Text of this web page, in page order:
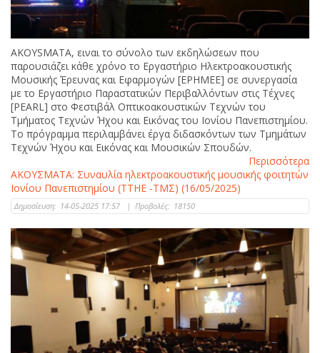
AKOYSMATA, ειναι το σύνολο των εκδηλώσεων που
παρουσιάζει κάθε χρόνο το Εργαστήριο Ηλεκτροακουστικής
Μουσικής Έρευνας και Εφαρμογών [ΕΡΗΜΕΕ] σε συνεργασία
με το Εργαστήριο Παραστατικών Περιβαλλόντων στις Τέχνες
[PEARL] στο Φεστιβάλ Οπτικοακουστικών Τεχνών του
Τμήματος Τεχνών Ήχου και Εικόνας του Ιονίου Πανεπιστημίου.
Το πρόγραμμα περιλαμβάνει έργα διδασκόντων των Τμημάτων
Τεχνών Ήχου και Εικόνας και Μουσικών Σπουδών.
Περισσότερα
ΑΚΟΥΣΜΑΤΑ: Συναυλία ηλεκτροακουστικής μουσικής φοιτητών
Ιονίου Πανεπιστημίου (ΤΤΗΕ -ΤΜΣ) (16/05/2025)
Δημοσίευση: 14-05-2025 17:57 | Προβολές: 18150